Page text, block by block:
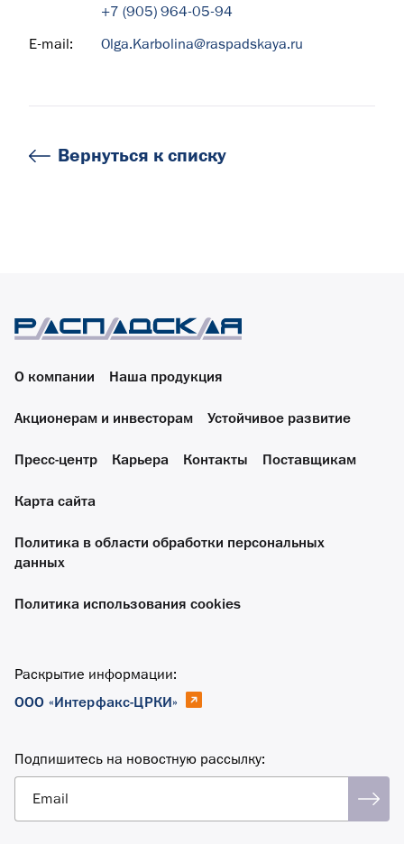
+7 (905) 964-05-94
E-mail:
Olga.Karbolina@raspadskaya.ru
Вернуться к списку
О компании Наша продукция
Акционерам и инвесторам Устойчивое развитие
Пресс-центр Карьера Контакты Поставщикам
Карта сайта
Политика в области обработки персональных
данных
Политика использования cookies
Раскрытие информации:
ООО «Интерфакс-ЦРКИ»
Подпишитесь на новостную рассылку:
Email